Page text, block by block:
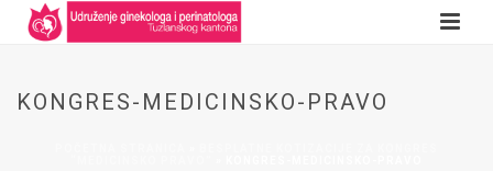
KONGRES-MEDICINSKO-PRAVO